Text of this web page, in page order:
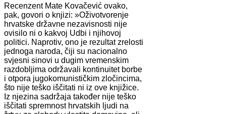
Recenzent Mate Kovačević ovako,
pak, govori o knjizi: »Oživotvorenje
hrvatske državne nezavisnosti nije
ovisilo ni o kakvoj Udbi i njihovoj
politici. Naprotiv, ono je rezultat zrelosti
jednoga naroda, čiji su nacionalno
svjesni sinovi u dugim vremenskim
razdobljima održavali kontinuitet borbe
i otpora jugokomunističkim zločincima,
što nije teško iščitati ni iz ove knjižice.
Iz njezina sadržaja također nije teško
iščitati spremnost hrvatskih ljudi na